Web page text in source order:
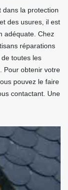
dans la protection
des usures, il est
adéquate. Chez
réparations
toutes les
Pour obtenir votre
pouvez le faire
contactant. Une